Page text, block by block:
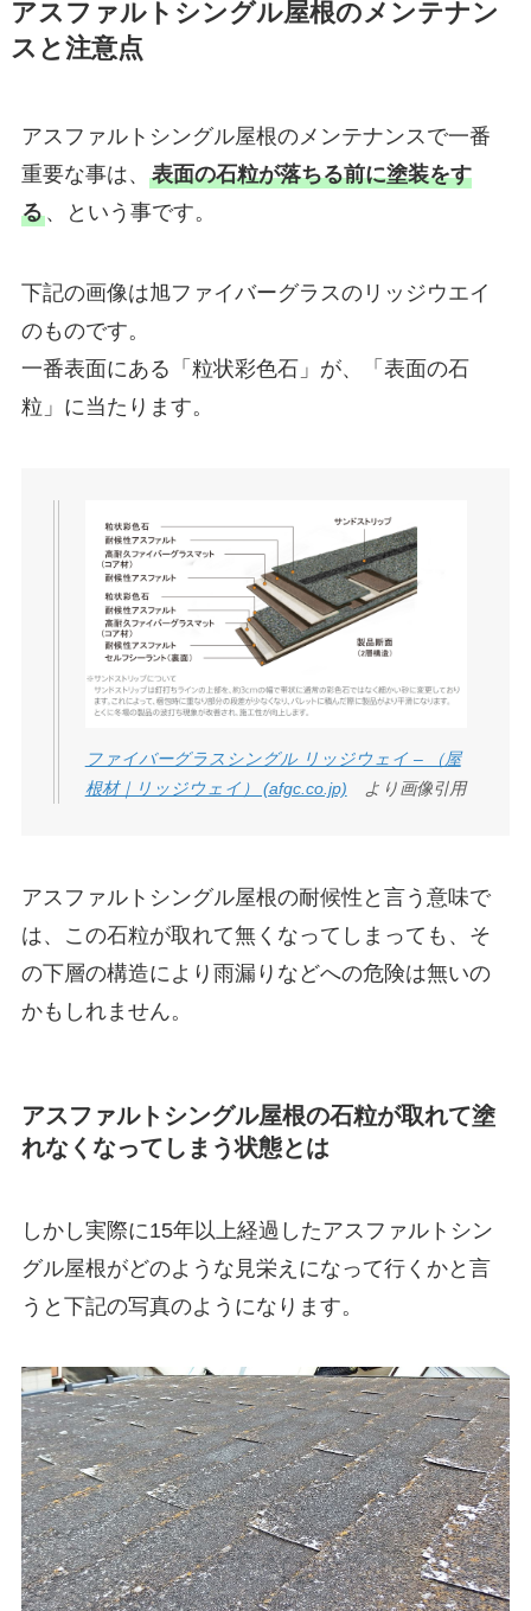
アスファルトシングル屋根のメンテナン
スと注意点
アスファルトシングル屋根のメンテナンスで一番
重要な事は、 表面の石粒が落ちる前に塗装をす
る、という事です。
下記の画像は旭ファイバーグラスのリッジウエイ
のものです。
一番表面にある「粒状彩色石」が、「表面の石
粒」に当たります。
ファイバーグラスシングル リッジウェイ – （屋
根材｜リッジウェイ） (afgc.co.jp) より画像引用
アスファルトシングル屋根の耐候性と言う意味で
は、この石粒が取れて無くなってしまっても、そ
の下層の構造により雨漏りなどへの危険は無いの
かもしれません。
アスファルトシングル屋根の石粒が取れて塗
れなくなってしまう状態とは
しかし実際に15年以上経過したアスファルトシン
グル屋根がどのような見栄えになって行くかと言
うと下記の写真のようになります。